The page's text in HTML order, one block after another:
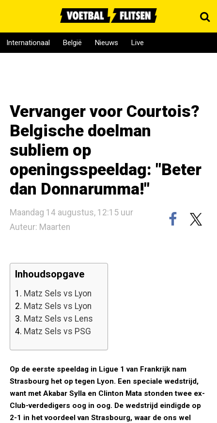
Internationaal België Nieuws Live
Vervanger voor Courtois?
Belgische doelman
subliem op
openingsspeeldag: "Beter
dan Donnarumma!"
Maandag 14 augustus, 12:15 uur
Auteur: Maarten
Inhoudsopgave
1. Matz Sels vs Lyon
2. Matz Sels vs Lyon
3. Matz Sels vs Lens
4. Matz Sels vs PSG
Op de eerste speeldag in Ligue 1 van Frankrijk nam
Strasbourg het op tegen Lyon. Een speciale wedstrijd,
want met Akabar Sylla en Clinton Mata stonden twee ex-
Club-verdedigers oog in oog. De wedstrijd eindigde op
2-1 in het voordeel van Strasbourg, waar de ons wel